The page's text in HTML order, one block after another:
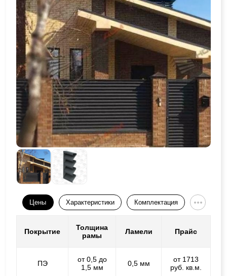
Цены Характеристики Комплектация
Покрытие
Толщина
рамы
Ламели Прайс
ПЭ
от 0,5 до
1,5 мм
0,5 мм
от 1713
руб. кв.м.